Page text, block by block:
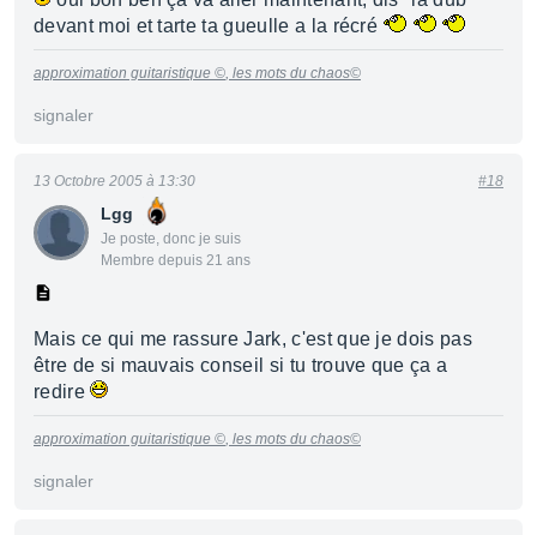
devant moi et tarte ta gueulle a la récré
approximation guitaristique ©, les mots du chaos©
signaler
Lgg
Je poste, donc je suis
Membre depuis 21 ans
13 Octobre 2005 à 13:30 #18
Mais ce qui me rassure Jark, c'est que je dois pas
être de si mauvais conseil si tu trouve que ça a
redire
approximation guitaristique ©, les mots du chaos©
signaler